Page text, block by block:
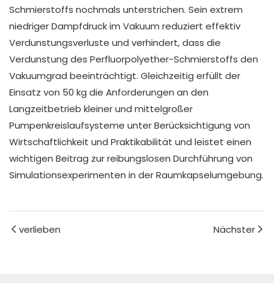
Schmierstoffs nochmals unterstrichen. Sein extrem
niedriger Dampfdruck im Vakuum reduziert effektiv
Verdunstungsverluste und verhindert, dass die
Verdunstung des Perfluorpolyether-Schmierstoffs den
Vakuumgrad beeinträchtigt. Gleichzeitig erfüllt der
Einsatz von 50 kg die Anforderungen an den
Langzeitbetrieb kleiner und mittelgroßer
Pumpenkreislaufsysteme unter Berücksichtigung von
Wirtschaftlichkeit und Praktikabilität und leistet einen
wichtigen Beitrag zur reibungslosen Durchführung von
Simulationsexperimenten in der Raumkapselumgebung.
verlieben Nächster